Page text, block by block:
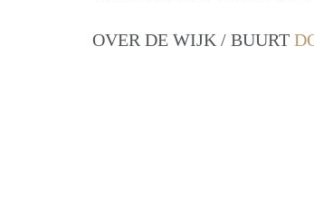
OVER DE WIJK / BUURT